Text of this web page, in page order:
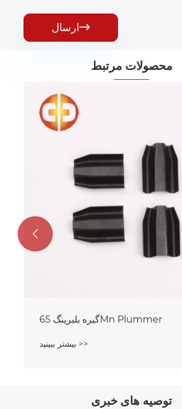
ارسال
محصولات مرتبط
گیره بلبرینگ 65Mn Plummer
بیشتر ببینید >>

توصیه های خبری